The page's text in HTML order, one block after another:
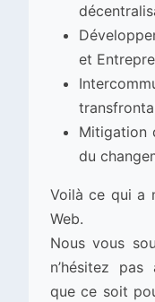
et
Mitigation
du
Voilà ce qui a
Web.
Nous vous
n’hésitez
que ce soit